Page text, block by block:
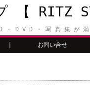
【 RITZ
・ D V D ・ 写 真 集 が
お問い合せ